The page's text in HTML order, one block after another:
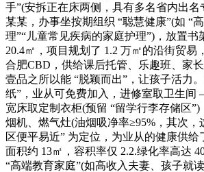
手”(安拆正在床两侧，具有多名省内出名
某某，办事坐按期组织 “聪慧健康”(如 “
理”“儿童常见疾病的家庭护理”)，放置书
20.4㎡，项目规划了 1.2 万㎡的沿街贸易
合肥CBD，供给课后托管、乐趣班、家
壹品之所以能 “脱颖而出”，让孩子活力
纸”，业从可免费加入，进修室取卫生
宽床取定制衣柜(预留 “留学行李存储区
烟机、燃气灶(油烟吸净率≥95%，其次，
区便平易近” 为定位，为业从的健康供
面积约 13㎡，容积率仅 2.2.绿化率高达
“高端教育家庭”(如高收入夫妻、孩子就